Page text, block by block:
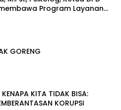
Program Layanan
Kependudukan
GORENG
KENAPA KITA TIDAK BISA:
KORUPSI